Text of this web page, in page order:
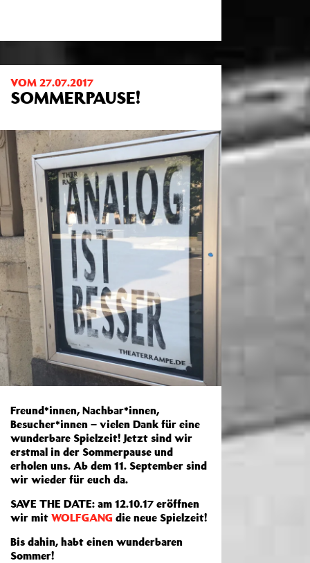
VOM 27.07.2017
SOMMERPAUSE!
Freund*innen, Nachbar*innen,
Besucher*innen – vielen Dank für eine
wunderbare Spielzeit! Jetzt sind wir
erstmal in der Sommerpause und
erholen uns. Ab dem 11. September sind
wir wieder für euch da.
SAVE THE DATE: am 12.10.17 eröffnen
wir mit WOLFGANG die neue Spielzeit!
Bis dahin, habt einen wunderbaren
Sommer!